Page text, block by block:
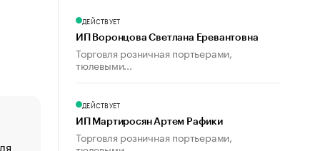
«От спорта тело стареет иначе». Как живет глава
ДЕЙСТВУЕТ
ИП Воронцова Светлана Еревантовна
Торговля розничная портьерами,
тюлевыми...
ДЕЙСТВУЕТ
ИП Мартиросян Артем Рафики
Торговля розничная портьерами,